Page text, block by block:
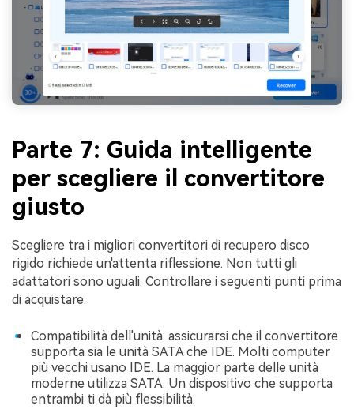
Parte 7: Guida intelligente
per scegliere il convertitore
giusto
Scegliere tra i migliori convertitori di recupero disco
rigido richiede un'attenta riflessione. Non tutti gli
adattatori sono uguali. Controllare i seguenti punti prima
di acquistare.
Compatibilità dell'unità: assicurarsi che il convertitore
supporta sia le unità SATA che IDE. Molti computer
più vecchi usano IDE. La maggior parte delle unità
moderne utilizza SATA. Un dispositivo che supporta
entrambi ti dà più flessibilità.